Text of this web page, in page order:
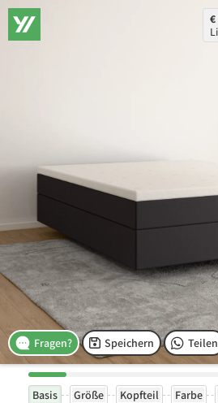
€
Fragen? Speichern Teilen
Basis Größe Kopfteil Farbe